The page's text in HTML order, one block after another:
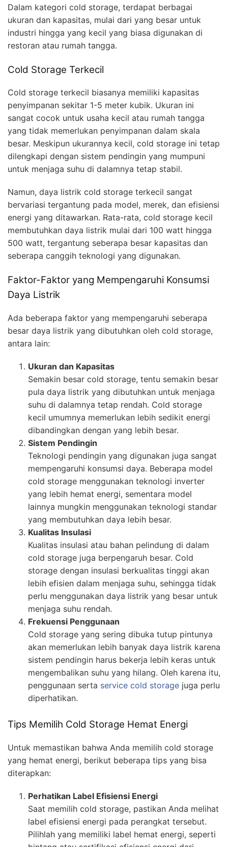
Dalam kategori cold storage, terdapat berbagai
ukuran dan kapasitas, mulai dari yang besar untuk
industri hingga yang kecil yang biasa digunakan di
restoran atau rumah tangga.
Cold Storage Terkecil
Cold storage terkecil biasanya memiliki kapasitas
penyimpanan sekitar 1-5 meter kubik. Ukuran ini
sangat cocok untuk usaha kecil atau rumah tangga
yang tidak memerlukan penyimpanan dalam skala
besar. Meskipun ukurannya kecil, cold storage ini tetap
dilengkapi dengan sistem pendingin yang mumpuni
untuk menjaga suhu di dalamnya tetap stabil.
Namun, daya listrik cold storage terkecil sangat
bervariasi tergantung pada model, merek, dan efisiensi
energi yang ditawarkan. Rata-rata, cold storage kecil
membutuhkan daya listrik mulai dari 100 watt hingga
500 watt, tergantung seberapa besar kapasitas dan
seberapa canggih teknologi yang digunakan.
Faktor-Faktor yang Mempengaruhi Konsumsi
Daya Listrik
Ada beberapa faktor yang mempengaruhi seberapa
besar daya listrik yang dibutuhkan oleh cold storage,
antara lain:
Ukuran dan Kapasitas
Semakin besar cold storage, tentu semakin besar
pula daya listrik yang dibutuhkan untuk menjaga
suhu di dalamnya tetap rendah. Cold storage
kecil umumnya memerlukan lebih sedikit energi
dibandingkan dengan yang lebih besar.
Sistem Pendingin
Teknologi pendingin yang digunakan juga sangat
mempengaruhi konsumsi daya. Beberapa model
cold storage menggunakan teknologi inverter
yang lebih hemat energi, sementara model
lainnya mungkin menggunakan teknologi standar
yang membutuhkan daya lebih besar.
Kualitas Insulasi
Kualitas insulasi atau bahan pelindung di dalam
cold storage juga berpengaruh besar. Cold
storage dengan insulasi berkualitas tinggi akan
lebih efisien dalam menjaga suhu, sehingga tidak
perlu menggunakan daya listrik yang besar untuk
menjaga suhu rendah.
Frekuensi Penggunaan
Cold storage yang sering dibuka tutup pintunya
akan memerlukan lebih banyak daya listrik karena
sistem pendingin harus bekerja lebih keras untuk
mengembalikan suhu yang hilang. Oleh karena itu,
penggunaan serta service cold storage juga perlu
diperhatikan.
Tips Memilih Cold Storage Hemat Energi
Untuk memastikan bahwa Anda memilih cold storage
yang hemat energi, berikut beberapa tips yang bisa
diterapkan:
Perhatikan Label Efisiensi Energi
Saat memilih cold storage, pastikan Anda melihat
label efisiensi energi pada perangkat tersebut.
Pilihlah yang memiliki label hemat energi, seperti